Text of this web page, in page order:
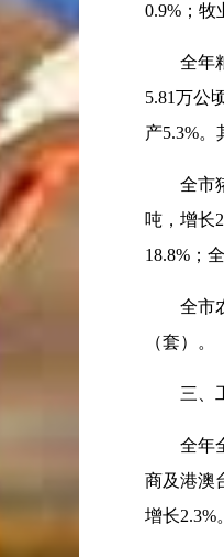
0.9% ；
全年粮
5.81万公
产5.3%。
全市猪
吨，增长
18.8% ；
全市农
（套）。
三、工
全年全
商及港澳
增长2.3%